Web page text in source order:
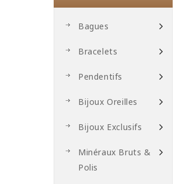
Bagues
Bracelets
Pendentifs
Bijoux Oreilles
Bijoux Exclusifs
Minéraux Bruts &
Polis